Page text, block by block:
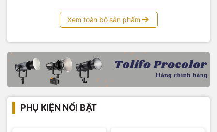
Xem toàn bộ sản phẩm
PHỤ KIỆN NỔI BẬT